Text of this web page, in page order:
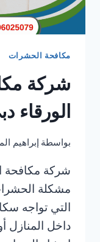
مكافحة الحشرات
شركة
الورقاء دبي
بواسطة إبراهيم
شركة مكافحة
مشكلة
التي تواجه
داخل المنازل